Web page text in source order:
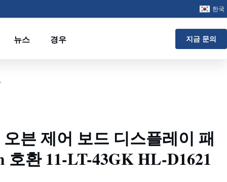
한국
뉴스 경우 지금 문의
븐 제어 보드 디스플레이 패
호환 11-LT-43GK HL-D1621